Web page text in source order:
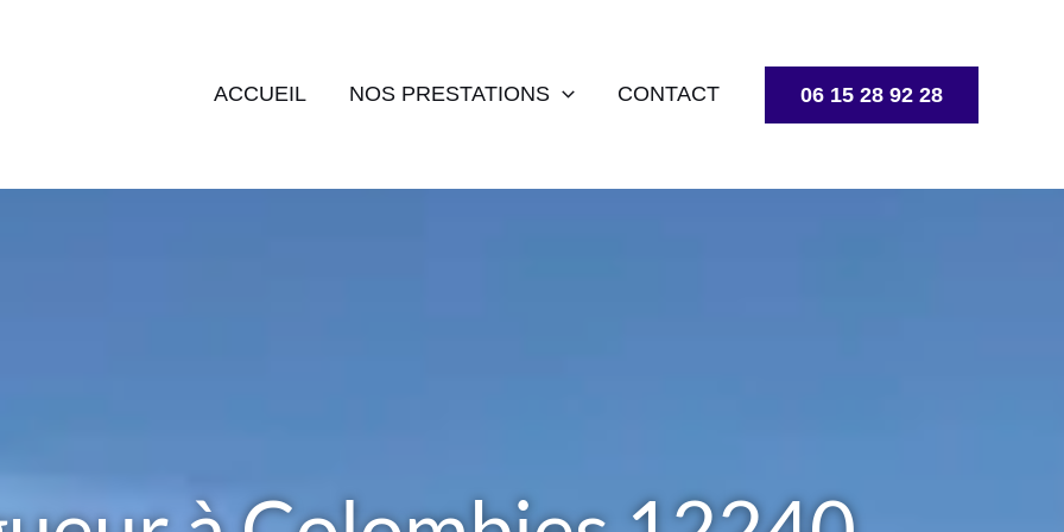
ACCUEIL NOS PRESTATIONS CONTACT 06 15 28 92 28